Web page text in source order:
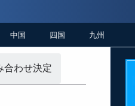
中国 四国 九州
わせ決定